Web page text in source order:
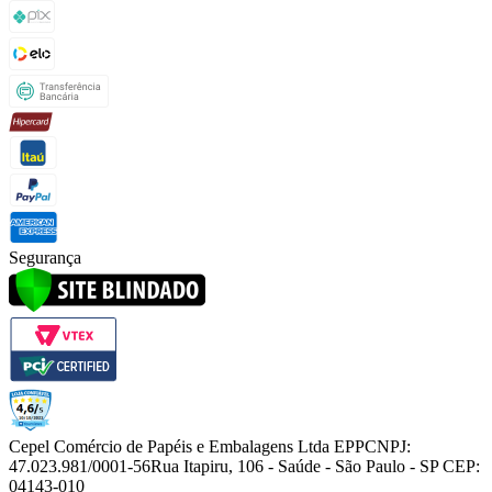
Segurança
Cepel Comércio de Papéis e Embalagens Ltda EPPCNPJ:
47.023.981/0001-56Rua Itapiru, 106 - Saúde - São Paulo - SP CEP:
04143-010